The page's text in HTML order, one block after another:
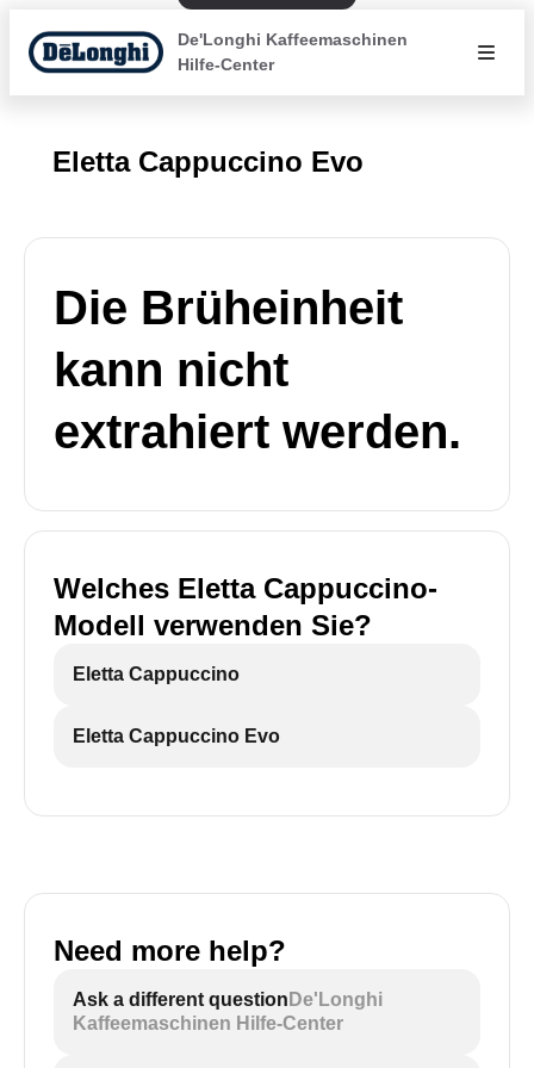
De'Longhi Kaffeemaschinen
Hilfe-Center
Eletta Cappuccino Evo
Die Brüheinheit
kann nicht
extrahiert werden.
Welches Eletta Cappuccino-
Modell verwenden Sie?
Eletta Cappuccino
Eletta Cappuccino Evo
Need more help?
Ask a different question De'Longhi
Kaffeemaschinen Hilfe-Center